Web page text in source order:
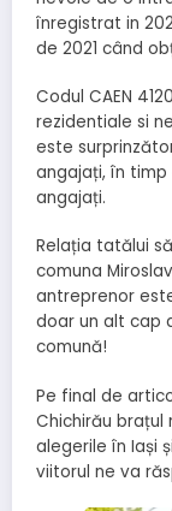
înregistrat in
de 2021 când
Codul CAEN
rezidentiale si
este
angajați, în
angajați.
Relația tatălui
comuna
antreprenor
doar un alt cap
comună!
Pe final de
Chichirău brațul
alegerile în Iași
viitorul ne va